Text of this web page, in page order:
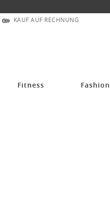
KAUF AUF RECHNUNG
Fitness Fashion